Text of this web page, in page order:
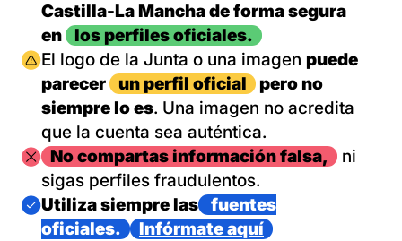
Castilla-La Mancha de forma segura
en
los perfiles oficiales.
Imagen
El logo de la Junta o una imagen puede
parecer
un perfil oficial
pero no
siempre lo es. Una imagen no acredita
que la cuenta sea auténtica.
ImagenNo compartas información falsa,
ni
sigas perfiles fraudulentos.
Imagen
Utiliza siempre las
fuentes
oficiales.
Infórmate aquí